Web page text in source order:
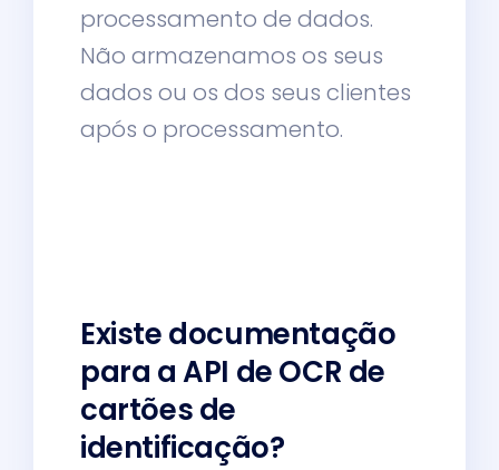
processamento de dados.
Não armazenamos os seus
dados ou os dos seus clientes
após o processamento.
Existe documentação
para a API de OCR de
cartões de
identificação?